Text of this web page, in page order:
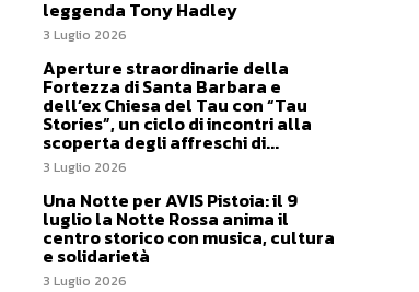
leggenda Tony Hadley
3 Luglio 2026
Aperture straordinarie della
Fortezza di Santa Barbara e
dell’ex Chiesa del Tau con “Tau
Stories”, un ciclo di incontri alla
scoperta degli affreschi di...
3 Luglio 2026
Una Notte per AVIS Pistoia: il 9
luglio la Notte Rossa anima il
centro storico con musica, cultura
e solidarietà
3 Luglio 2026